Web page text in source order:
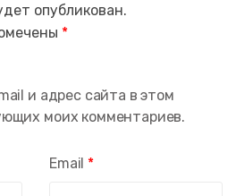
опубликован.
*
Email *
и адрес сайта в этом
моих комментариев.